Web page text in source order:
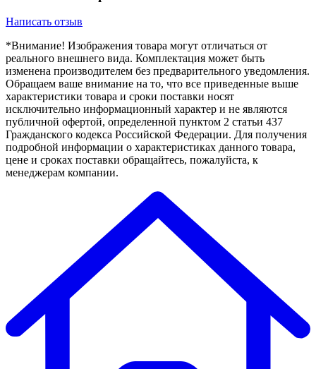
Написать отзыв
*Внимание! Изображения товара могут отличаться от
реального внешнего вида. Комплектация может быть
изменена производителем без предварительного уведомления.
Обращаем ваше внимание на то, что все приведенные выше
характеристики товара и сроки поставки носят
исключительно информационный характер и не являются
публичной офертой, определенной пунктом 2 статьи 437
Гражданского кодекса Российской Федерации. Для получения
подробной информации о характеристиках данного товара,
цене и сроках поставки обращайтесь, пожалуйста, к
менеджерам компании.